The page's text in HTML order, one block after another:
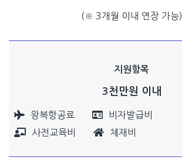
(※ 3개월 이내 연장 가능)
지원항목
3천만원 이내
왕복항공료
비자발급비
사전교육비
체재비